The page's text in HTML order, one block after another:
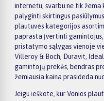
internetu, svarbu ne tik
palyginti skirtingus
plautuvės kategorijos
paprasta įvertinti gamintojus,
pristatymo sąlygas vienoje
Villeroy & Boch, Duravit,
gamintojų prekės, bendras
žemiausia kaina prasideda
Jeigu ieškote, kur Vonios